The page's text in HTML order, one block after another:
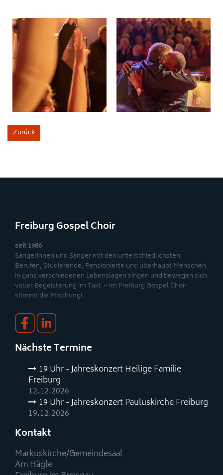
Zurück
Freiburg Gospel Choir
seit 1986
Sängerinnen und Sänger mit den unterschiedlichsten
Berufen, Studierende, Pensionierte und überhaupt Menschen
in ganz verschiedenen Lebenslagen singen und bewegen sich
voller Begeisterung im Takt – im Freiburg Gospel Choir
stimmt die Mischung!
Nächste Termine
19 Uhr - Jahreskonzert Heilige Familie
Freiburg
12.12.2026
19 Uhr - Jahreskonzert Pauluskirche Freiburg
19.12.2026
Kontakt
Markuskirche/Gemeindesaal
Am Hägle